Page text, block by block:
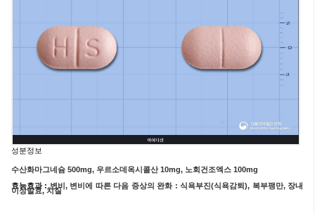
성분정보
수산화마그네슘 500mg, 우르소데옥시콜산 10mg, 노회건조엑스 100mg
효능효과 :변비, 변비에 따른 다음 증상의 완화 : 식욕부진(식욕감퇴), 복부팽만, 장내
이상발효, 치질